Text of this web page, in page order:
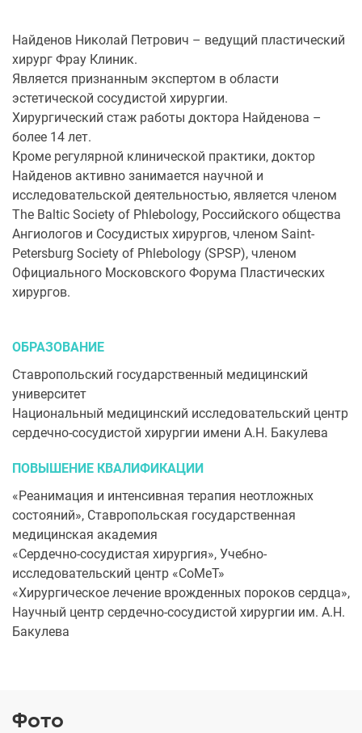
Найденов Николай Петрович – ведущий пластический
хирург Фрау Клиник.
Является признанным экспертом в области
эстетической сосудистой хирургии.
Хирургический стаж работы доктора Найденова –
более 14 лет.
Кроме регулярной клинической практики, доктор
Найденов активно занимается научной и
исследовательской деятельностью, является членом
The Baltic Society of Phlebology, Российского общества
Ангиологов и Сосудистых хирургов, членом Saint-
Petersburg Society of Phlebology (SPSP), членом
Официального Московского Форума Пластических
хирургов.
ОБРАЗОВАНИЕ
Ставропольский государственный медицинский
университет
Национальный медицинский исследовательский центр
сердечно-сосудистой хирургии имени А.Н. Бакулева
ПОВЫШЕНИЕ КВАЛИФИКАЦИИ
«Реанимация и интенсивная терапия неотложных
состояний», Ставропольская государственная
медицинская академия
«Сердечно-сосудистая хирургия», Учебно-
исследовательский центр «СоМеТ»
«Хирургическое лечение врожденных пороков сердца»,
Научный центр сердечно-сосудистой хирургии им. А.Н.
Бакулева
Фото